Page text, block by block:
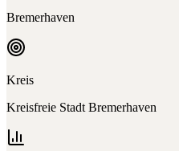
Bremerhaven
Kreis
Kreisfreie Stadt Bremerhaven